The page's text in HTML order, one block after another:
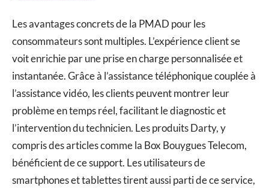
Les avantages concrets de la PMAD pour les
consommateurs sont multiples. L’expérience client se
voit enrichie par une prise en charge personnalisée et
instantanée. Grâce à l’assistance téléphonique couplée à
l’assistance vidéo, les clients peuvent montrer leur
problème en temps réel, facilitant le diagnostic et
l’intervention du technicien. Les produits Darty, y
compris des articles comme la Box Bouygues Telecom,
bénéficient de ce support. Les utilisateurs de
smartphones et tablettes tirent aussi parti de ce service,